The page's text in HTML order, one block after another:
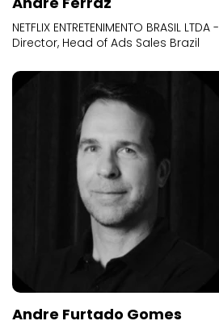
NETFLIX ENTRETENIMENTO BRASIL LTDA -
Director, Head of Ads Sales Brazil
Andre Furtado Gomes